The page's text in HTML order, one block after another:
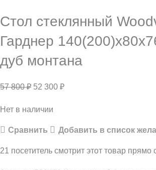
Стол стеклянный
Гарднер
дуб монтана
57 800₽ 52 300 ₽
Нет в наличии
Сравнить Добавить в список
21 посетитель смотрит этот товар прямо